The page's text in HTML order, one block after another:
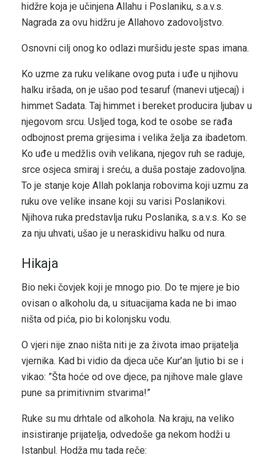
hidžre koja je učinjena Allahu i Poslaniku, s.a.v.s.
Nagrada za ovu hidžru je Allahovo zadovoljstvo.
Osnovni cilj onog ko odlazi muršidu jeste spas imana.
Ko uzme za ruku velikane ovog puta i uđe u njihovu
halku iršada, on je ušao pod tesaruf (manevi utjecaj) i
himmet Sadata. Taj himmet i bereket producira ljubav u
njegovom srcu. Usljed toga, kod te osobe se rađa
odbojnost prema grijesima i velika želja za ibadetom.
Ko uđe u medžlis ovih velikana, njegov ruh se raduje,
srce osjeca smiraj i sreću, a duša postaje zadovoljna.
To je stanje koje Allah poklanja robovima koji uzmu za
ruku ove velike insane koji su varisi Poslanikovi.
Njihova ruka predstavlja ruku Poslanika, s.a.v.s. Ko se
za nju uhvati, ušao je u neraskidivu halku od nura.
Hikaja
Bio neki čovjek koji je mnogo pio. Do te mjere je bio
ovisan o alkoholu da, u situacijama kada ne bi imao
ništa od pića, pio bi kolonjsku vodu.
O vjeri nije znao ništa niti je za života imao prijatelja
vjernika. Kad bi vidio da djeca uče Kur’an ljutio bi se i
vikao: ”Šta hoće od ove djece, pa njihove male glave
pune sa primitivnim stvarima!”
Ruke su mu drhtale od alkohola. Na kraju, na veliko
insistiranje prijatelja, odvedoše ga nekom hodži u
Istanbul. Hodža mu tada reče: